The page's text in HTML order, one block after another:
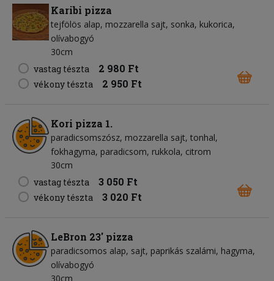
Karibi pizza
tejfölös alap mozzarella sajt sonka kukorica
olívabogyó
30cm
vastag tészta
2 980 Ft
vékony tészta 2 950 Ft
Kori pizza 1.
paradicsomszósz mozzarella sajt tonhal
fokhagyma paradicsom rukkola citrom
30cm
vastag tészta
3 050 Ft
vékony tészta 3 020 Ft
LeBron 23' pizza
paradicsomos alap sajt paprikás szalámi hagyma
olívabogyó
30cm